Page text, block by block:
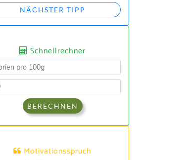
NÄCHSTER TIPP
Schnellrechner
BERECHNEN
Motivationsspruch